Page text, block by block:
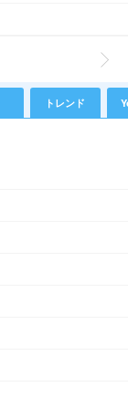
トレンド